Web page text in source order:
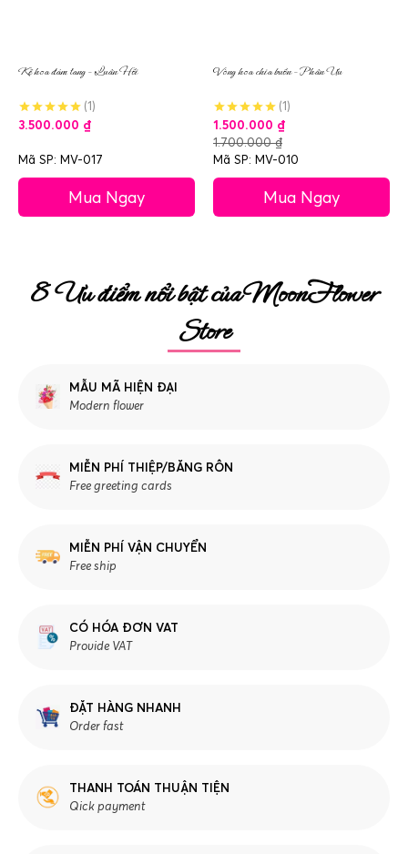
Kệ hoa đám tang – Luân Hồi
(1)
3.500.000 ₫
Mã SP: MV-017
Mua Ngay
Vòng hoa chia buồn – Phân Ưu
(1)
1.500.000 ₫
1.700.000₫
Mã SP: MV-010
Mua Ngay
8 Ưu điểm nổi bật của MoonFlower
Store
MẪU MÃ HIỆN ĐẠI
Modern flower
MIỄN PHÍ THIỆP/BĂNG RÔN
Free greeting cards
MIỄN PHÍ VẬN CHUYỂN
Free ship
CÓ HÓA ĐƠN VAT
Provide VAT
ĐẶT HÀNG NHANH
Order fast
THANH TOÁN THUẬN TIỆN
Qick payment